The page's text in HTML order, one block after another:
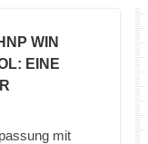
WIN
EINE
mit